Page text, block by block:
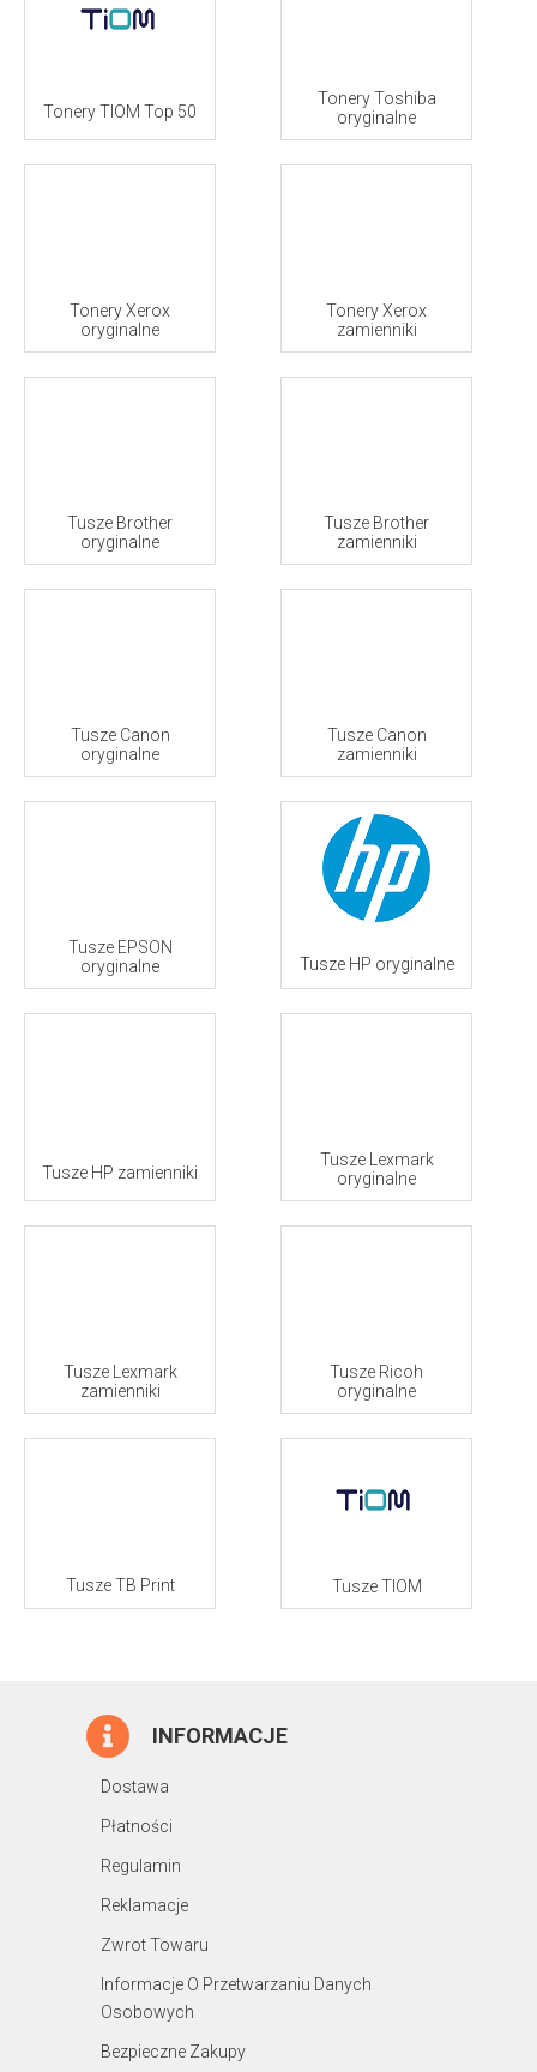
Tonery TIOM Top 50
Tonery Toshiba
oryginalne
Tonery Xerox
oryginalne
Tonery Xerox
zamienniki
Tusze Brother
oryginalne
Tusze Brother
zamienniki
Tusze Canon
oryginalne
Tusze Canon
zamienniki
Tusze EPSON
oryginalne
Tusze HP oryginalne
Tusze HP zamienniki
Tusze Lexmark
oryginalne
Tusze Lexmark
zamienniki
Tusze Ricoh
oryginalne
Tusze TB Print Tusze TIOM
INFORMACJE
Dostawa
Płatności
Regulamin
Reklamacje
Zwrot Towaru
Informacje O Przetwarzaniu Danych
Osobowych
Bezpieczne Zakupy